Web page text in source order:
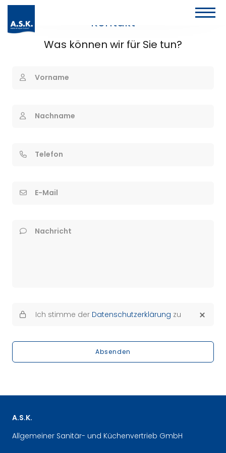
Kontakt
Was können wir für Sie tun?
Vorname
Nachname
Telefon
E-Mail
Nachricht
Ich stimme der Datenschutzerklärung zu
Absenden
A.S.K.
Allgemeiner Sanitär- und Küchenvertrieb GmbH